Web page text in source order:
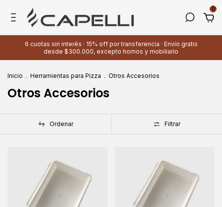
0
6 cuotas sin interés · 15% off por transferencia · Envío gratis
desde $300.000, excepto hornos y mobiliario
Inicio . Herramientas para Pizza . Otros Accesorios
Otros Accesorios
Ordenar Filtrar